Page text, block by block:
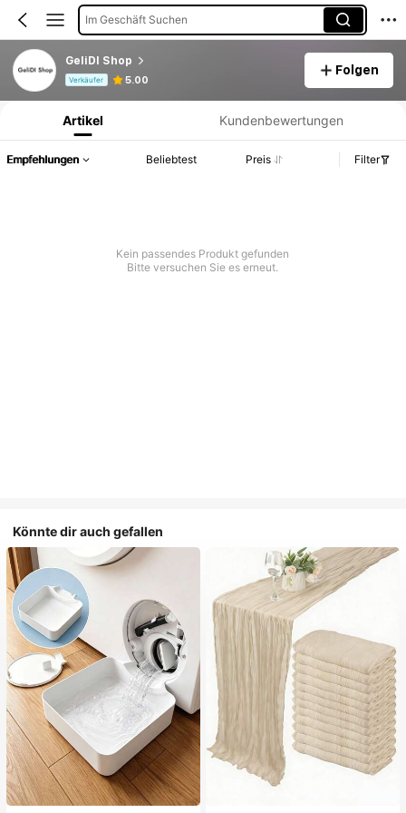
Im Geschäft Suchen
GeliDI Shop
Verkäufer 5.00
Folgen
Produktinformation: Preisangabe, Verkaufs- und Lagerbestandsdetails.
Artikel Kundenbewertungen
Empfehlungen Beliebtest Preis Filter
Kein passendes Produkt gefunden
Bitte versuchen Sie es erneut.
Könnte dir auch gefallen